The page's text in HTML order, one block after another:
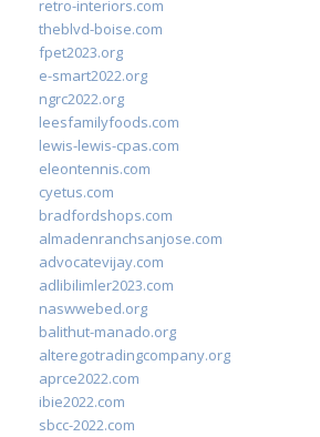
retro-interiors.com
theblvd-boise.com
fpet2023.org
e-smart2022.org
ngrc2022.org
leesfamilyfoods.com
lewis-lewis-cpas.com
eleontennis.com
cyetus.com
bradfordshops.com
almadenranchsanjose.com
advocatevijay.com
adlibilimler2023.com
naswwebed.org
balithut-manado.org
alteregotradingcompany.org
aprce2022.com
ibie2022.com
sbcc-2022.com